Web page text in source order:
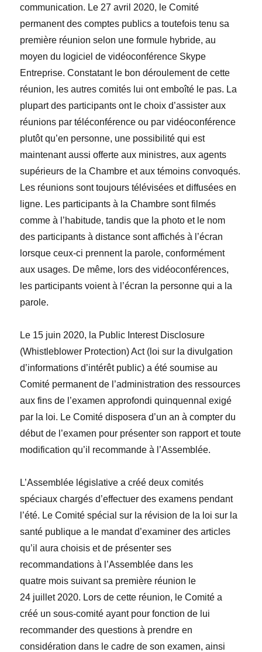
communication. Le 27 avril 2020, le Comité
permanent des comptes publics a toutefois tenu sa
première réunion selon une formule hybride, au
moyen du logiciel de vidéoconférence Skype
Entreprise. Constatant le bon déroulement de cette
réunion, les autres comités lui ont emboîté le pas. La
plupart des participants ont le choix d’assister aux
réunions par téléconférence ou par vidéoconférence
plutôt qu’en personne, une possibilité qui est
maintenant aussi offerte aux ministres, aux agents
supérieurs de la Chambre et aux témoins convoqués.
Les réunions sont toujours télévisées et diffusées en
ligne. Les participantsà la Chambre sont filmés
comme à l’habitude, tandis que la photo et le nom
des participants à distance sont affichés à l’écran
lorsque ceux-ci prennent la parole, conformément
aux usages. De même, lors des vidéoconférences,
les participants voient à l’écran la personne qui a la
parole.
Le 15 juin 2020, la Public Interest Disclosure
(Whistleblower Protection) Act (loi sur la divulgation
d’informations d’intérêt public) a été soumise au
Comité permanent de l’administration des ressources
aux fins de l’examen approfondi quinquennal exigé
par la loi. Le Comité disposera d’un an à compter du
début de l’examen pour présenter son rapport et toute
modification qu’il recommande à l’Assemblée.
L’Assemblée législative a créé deux comités
spéciaux chargés d’effectuer des examens pendant
l’été. Le Comité spécial sur la révision de la loi sur la
santé publique a le mandat d’examiner des articles
qu’il aura choisis et de présenter ses
recommandations à l’Assemblée dans les
quatre mois suivant sa première réunion le
24 juillet 2020. Lors de cette réunion, le Comité a
créé un sous-comité ayant pour fonction de lui
recommander des questions à prendre en
considération dans le cadre de son examen, ainsi